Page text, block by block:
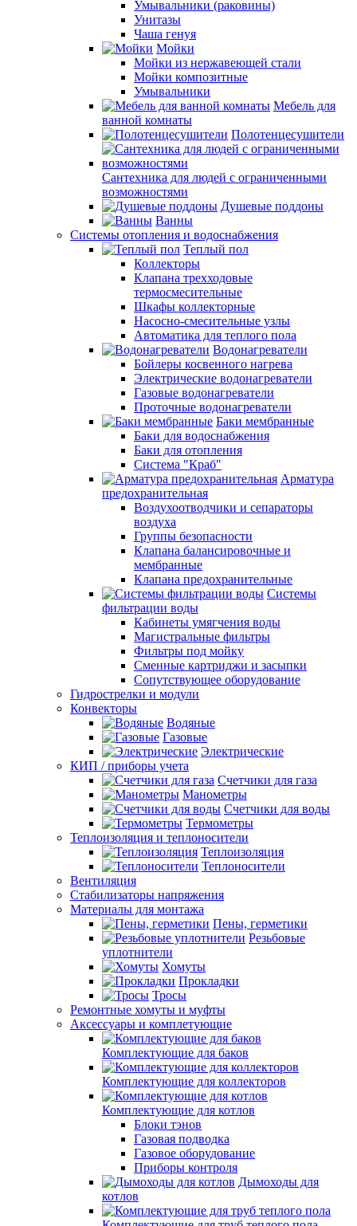
Умывальники (раковины)
Унитазы
Чаша генуя
Мойки
Мойки из нержавеющей стали
Мойки композитные
Умывальники
Мебель для
ванной комнаты
Полотенцесушители
Сантехника для людей с ограниченными
возможностями
Душевые поддоны
Ванны
Системы отопления и водоснабжения
Теплый пол
Коллекторы
Клапана трехходовые
термосмесительные
Шкафы коллекторные
Насосно-смесительные узлы
Автоматика для теплого пола
Водонагреватели
Бойлеры косвенного нагрева
Электрические водонагреватели
Газовые водонагреватели
Проточные водонагреватели
Баки мембранные
Баки для водоснабжения
Баки для отопления
Система "Краб"
Арматура
предохранительная
Воздухоотводчики и сепараторы
воздуха
Группы безопасности
Клапана балансировочные и
мембранные
Клапана предохранительные
Системы
фильтрации воды
Кабинеты умягчения воды
Магистральные фильтры
Фильтры под мойку
Сменные картриджи и засыпки
Сопутствующее оборудование
Гидрострелки и модули
Конвекторы
Водяные
Газовые
Электрические
КИП / приборы учета
Счетчики для газа
Манометры
Счетчики для воды
Термометры
Теплоизоляция и теплоносители
Теплоизоляция
Теплоносители
Вентиляция
Стабилизаторы напряжения
Материалы для монтажа
Пены, герметики
Резьбовые
уплотнители
Хомуты
Прокладки
Тросы
Ремонтные хомуты и муфты
Аксессуары и комплетующие
Комплектующие для баков
Комплектующие для коллекторов
Комплектующие для котлов
Блоки тэнов
Газовая подводка
Газовое оборудование
Приборы контроля
Дымоходы для
котлов